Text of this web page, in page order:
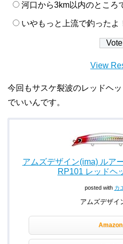
河口から3km以内のところ
いやもっと上流で釣ったよ
View
今回もサスケ裂波のレッドヘ
でいいんです。
アムズデザイン(ima) ルア
RP101 レッドヘ
posted with カ
アムズデザイ
Amazon